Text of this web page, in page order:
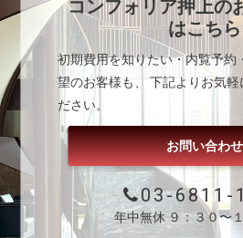
コンフォリア押上の
はこちら
初期費用を知りたい・内覧予約
望のお客様も、 下記よりお気軽
ださい。
お問い合わせ
03-6811-
年中無休 ９：３０〜